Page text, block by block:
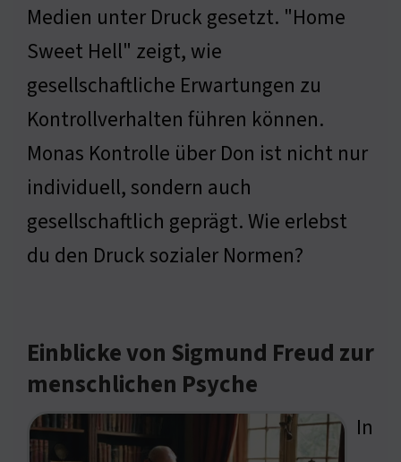
Medien unter Druck gesetzt. "Home
Sweet Hell" zeigt, wie
gesellschaftliche Erwartungen zu
Kontrollverhalten führen können.
Monas Kontrolle über Don ist nicht nur
individuell, sondern auch
gesellschaftlich geprägt. Wie erlebst
du den Druck sozialer Normen?
Einblicke von Sigmund Freud zur
menschlichen Psyche
In